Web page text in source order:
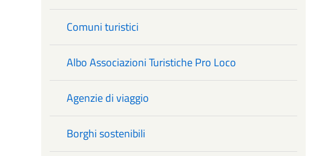
Comuni turistici
Albo Associazioni Turistiche Pro Loco
Agenzie di viaggio
Borghi sostenibili